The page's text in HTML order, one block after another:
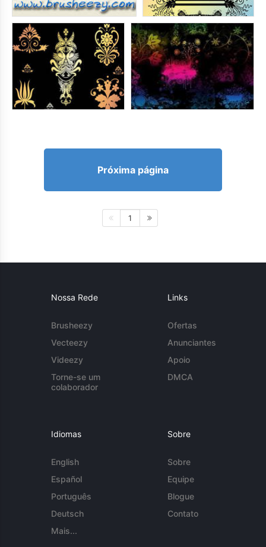
Próxima página
1
Nossa Rede
Brusheezy
Vecteezy
Videezy
Torne-se um
colaborador
Links
Ofertas
Anunciantes
Apoio
DMCA
Idiomas
English
Español
Português
Deutsch
Mais...
Sobre
Sobre
Equipe
Blogue
Contato